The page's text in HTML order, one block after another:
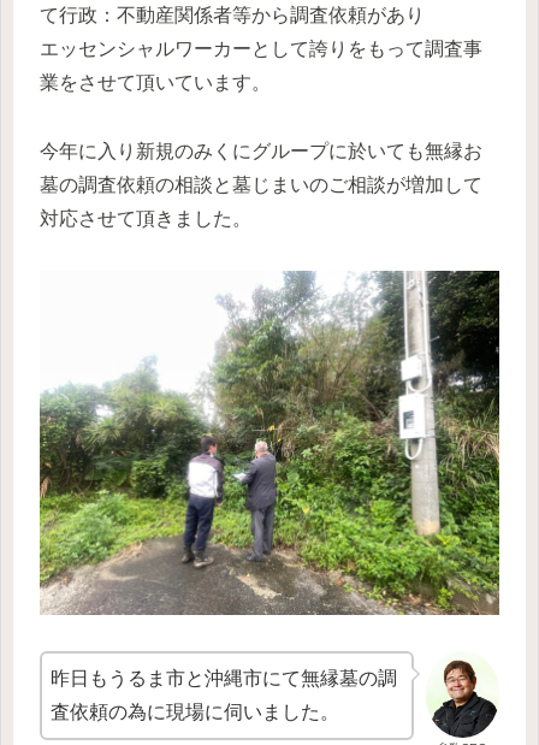
て行政：不動産関係者等から調査依頼があり
エッセンシャルワーカーとして誇りをもって調査事
業をさせて頂いています。
今年に入り新規のみくにグループに於いても無縁お
墓の調査依頼の相談と墓じまいのご相談が増加して
対応させて頂きました。
昨日もうるま市と沖縄市にて無縁墓の調
査依頼の為に現場に伺いました。